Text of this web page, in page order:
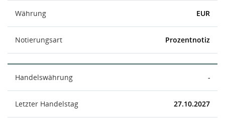
Währung EUR
Notierungsart Prozentnotiz
Handelswährung -
Letzter Handelstag 27.10.2027